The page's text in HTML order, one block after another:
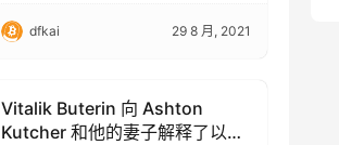
dfkai 29 8 月, 2021
Ethereum (ETH)
Vitalik Buterin 向 Ashton
Kutcher 和他的妻子解释了以太